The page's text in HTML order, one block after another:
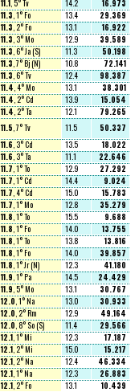
11.1, 5° Tv 14.2 16.973
11.3, 1° Fo 13.4 29.369
11.3, 2° Fo 13.1 16.922
11.3, 3° Mo 12.9 39.589
11.3, 6° Ja (S) 11.3 50.198
11.3, 7° Bj (N) 10.8 72.141
11.3, 6° Tv 12.4 98.387
11.4, 4° Mo 13.1 38.301
11.4, 2° Cd 13.9 15.054
11.4, 2° Ta 12.1 79.265
11.5, 7° Tv 11.5 50.337
11.6, 3° Cd 13.5 18.022
11.6, 3° Ta 11.1 22.646
11.7, 1° To 12.9 27.292
11.7, 1° Cd 14.4 9.024
11.7, 4° Cd 15.0 15.783
11.7, 1° Mo 12.8 35.279
11.8, 1° To 15.5 9.688
11.8, 1° Fo 14.0 13.755
11.8, 1° To 13.8 13.816
11.8, 1° Fo 14.0 39.857
11.8, 1° Jr (N) 12.3 41.180
11.9, 1° Pa 14.5 24.429
11.9, 5° Mo 13.1 30.767
12.0, 1° Na 13.0 30.933
12.0, 2° Rm 12.9 49.164
12.0, 8° So (S) 11.4 29.566
12.1, 1° Mi 12.3 17.187
12.1, 2° Mi 15.0 15.217
12.1, 2° Na 12.4 46.334
12.1, 1° Na 12.3 26.883
12.1, 2° Fo 13.1 10.439